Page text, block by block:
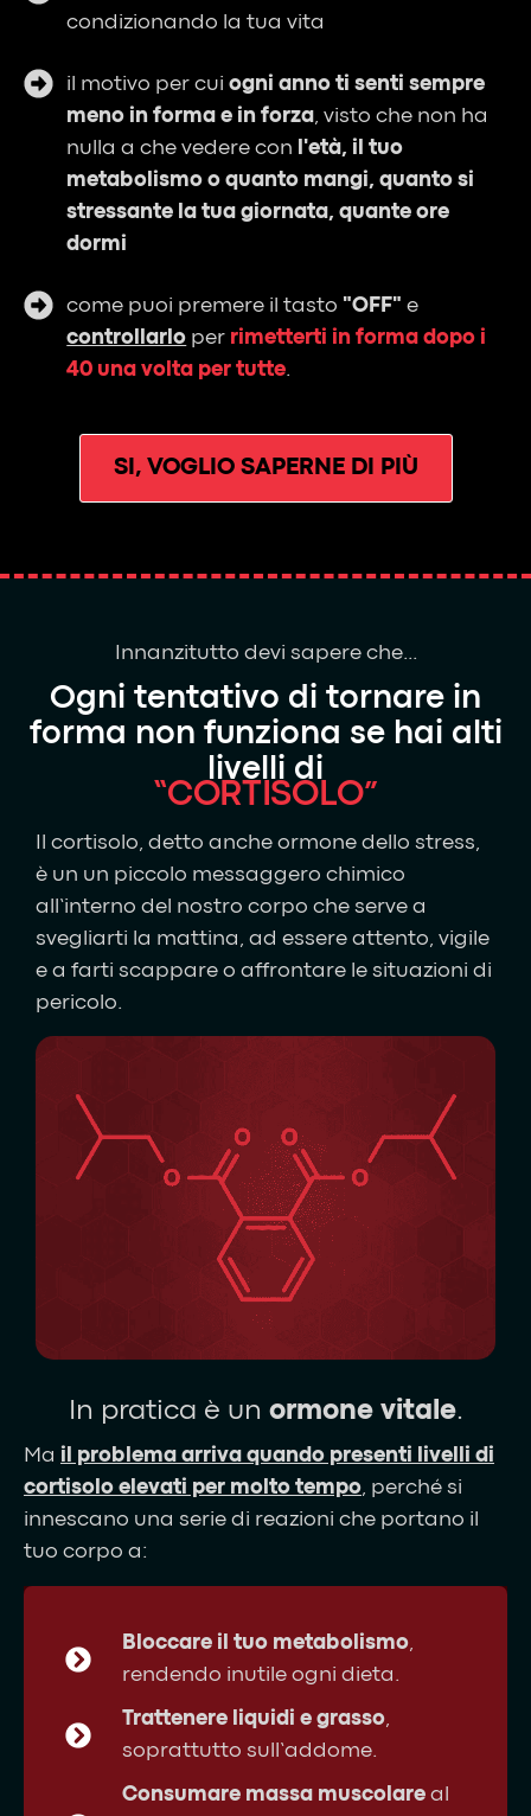
condizionando la tua vita
il motivo per cuiogni anno ti senti sempre
meno in forma e in forza , visto che non ha
nulla a che vedere con
l'età, il tuo
metabolismo o quanto mangi, quanto si
stressante la tua giornata, quante ore
dormi
come puoi premere il tasto "OFF" e
controllarlo per rimetterti in forma dopo i
40 una volta per tutte.
SI, VOGLIO SAPERNE DI PIÙ
Innanzitutto devi sapere che...
Ogni tentativo di tornare in
forma non funziona se hai alti
livelli di
“CORTISOLO”
Il cortisolo, detto anche ormone dello stress,
è un un piccolo messaggero chimico
all’interno del nostro corpo che serve a
svegliarti la mattina, ad essere attento, vigile
e a farti scappare o affrontare le situazioni di
pericolo.
In pratica è un ormone vitale.
Ma
il problema arriva quando presenti livelli di
cortisolo elevati per molto tempo, perché si
innescano una serie di reazioni che portano il
tuo corpo a:
Bloccare il tuo metabolismo,
rendendo inutile ogni dieta.
Trattenere liquidi e grasso,
soprattutto sull’addome.
Consumare massa muscolareal